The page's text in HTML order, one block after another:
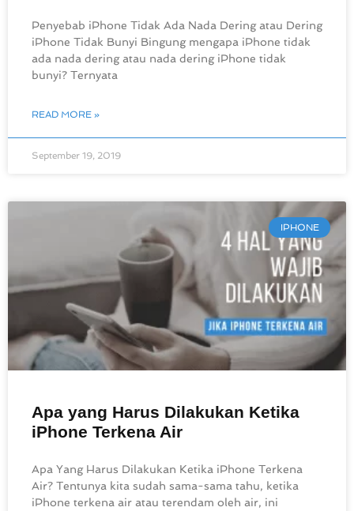
Penyebab iPhone Tidak Ada Nada Dering atau Dering
iPhone Tidak Bunyi Bingung mengapa iPhone tidak
ada nada dering atau nada dering iPhone tidak
bunyi? Ternyata
READ MORE »
September 19, 2019
IPHONE
Apa yang Harus Dilakukan Ketika
iPhone Terkena Air
Apa Yang Harus Dilakukan Ketika iPhone Terkena
Air? Tentunya kita sudah sama-sama tahu, ketika
iPhone terkena air atau terendam oleh air, ini